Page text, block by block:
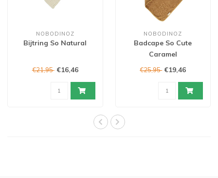
NOBODINOZ
Bijtring So Natural
€21,95 €16,46
NOBODINOZ
Badcape So Cute
Caramel
€25,95 €19,46